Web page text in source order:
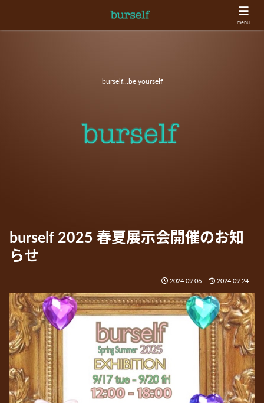
burself...be yourself
burself 2025 春夏展示会開催のお知
らせ
2024.09.06 2024.09.24
menu